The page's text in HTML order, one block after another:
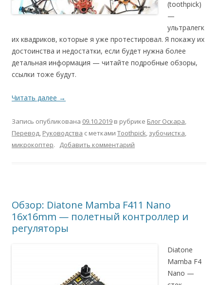
(toothpick)
—
ультралегк
их квадриков, которые я уже протестировал. Я покажу их
достоинства и недостатки, если будет нужна более
детальная информация — читайте подробные обзоры,
ссылки тоже будут.
Читать далее →
Запись опубликована 09.10.2019 в рубрике Блог Оскара,
Перевод, Руководства с метками Toothpick, зубочистка,
микрокоптер. Добавить комментарий
Обзор: Diatone Mamba F411 Nano
16x16mm — полетный контроллер и
регуляторы
Diatone
Mamba F4
Nano —